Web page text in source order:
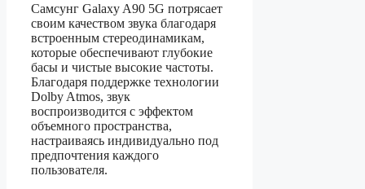
Самсунг Galaxy A90 5G потрясает
своим качеством звука благодаря
встроенным стереодинамикам,
которые обеспечивают глубокие
басы и чистые высокие частоты.
Благодаря поддержке технологии
Dolby Atmos, звук
воспроизводится с эффектом
объемного пространства,
настраиваясь индивидуально под
предпочтения каждого
пользователя.